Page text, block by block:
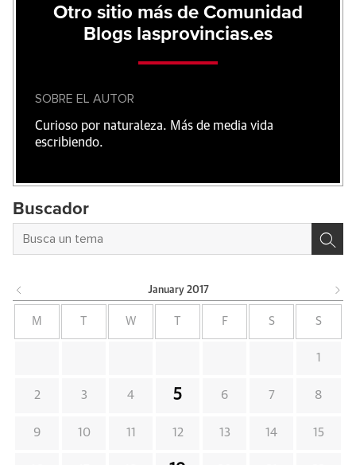
Otro sitio más de Comunidad
Blogs lasprovincias.es
SOBRE EL AUTOR
Curioso por naturaleza. Más de media vida
escribiendo.
Buscador
January 2017
M T W T F S S
1
2 3 4 5 6 7 8
9 10 11 12 13 14 15